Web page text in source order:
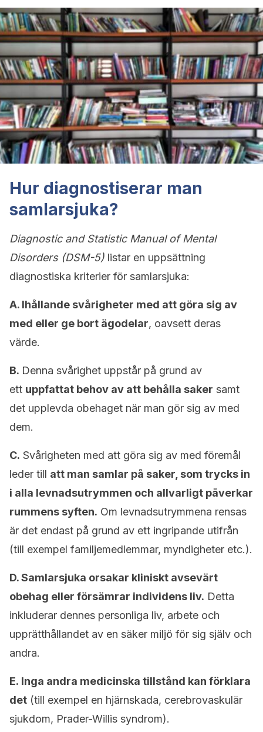
Hur diagnostiserar man
samlarsjuka?
Diagnostic and Statistic Manual of Mental
Disorders (DSM-5) listar en uppsättning
diagnostiska kriterier för samlarsjuka:
A. Ihållande svårigheter med att göra sig av
med eller ge bort ägodelar, oavsett deras
värde.
B. Denna svårighet uppstår på grund av
ett uppfattat behov av att behålla saker samt
det upplevda obehaget när man gör sig av med
dem.
C. Svårigheten med att göra sig av med föremål
leder till att man samlar på saker, som trycks in
i alla levnadsutrymmen och allvarligt påverkar
rummens syften. Om levnadsutrymmena rensas
är det endast på grund av ett ingripande utifrån
(till exempel familjemedlemmar, myndigheter etc.).
D. Samlarsjuka orsakar kliniskt avsevärt
obehag eller försämrar individens liv. Detta
inkluderar dennes personliga liv, arbete och
upprätthållandet av en säker miljö för sig själv och
andra.
E. Inga andra medicinska tillstånd kan förklara
det (till exempel en hjärnskada, cerebrovaskulär
sjukdom, Prader-Willis syndrom).